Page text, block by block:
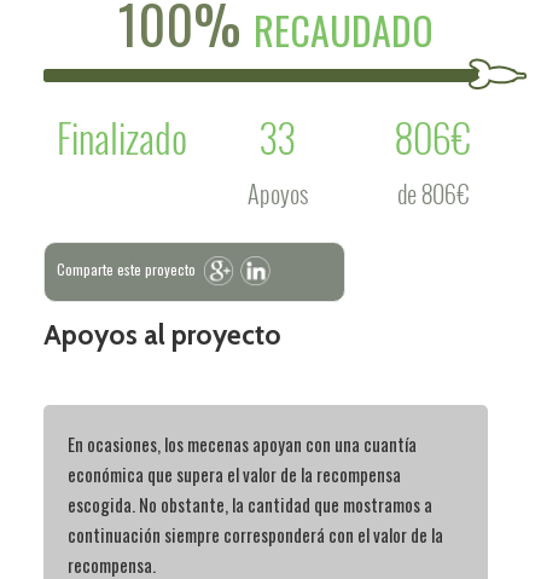
100% RECAUDADO
Finalizado
33
Apoyos
806€
de 806€
Comparte este proyecto
Apoyos al proyecto
En ocasiones, los mecenas apoyan con una cuantía
económica que supera el valor de la recompensa
escogida. No obstante, la cantidad que mostramos a
continuación siempre corresponderá con el valor de la
recompensa.